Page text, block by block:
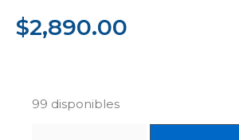
$2,890.00
99 disponibles